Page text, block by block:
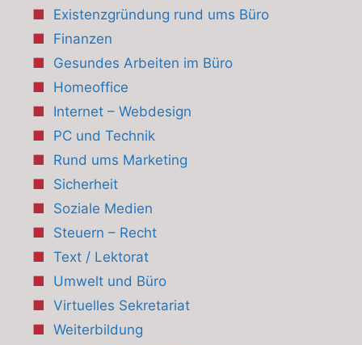
Existenzgründung rund ums Büro
Finanzen
Gesundes Arbeiten im Büro
Homeoffice
Internet – Webdesign
PC und Technik
Rund ums Marketing
Sicherheit
Soziale Medien
Steuern – Recht
Text / Lektorat
Umwelt und Büro
Virtuelles Sekretariat
Weiterbildung